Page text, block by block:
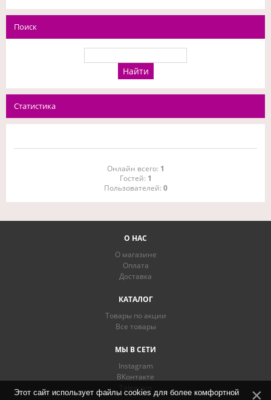
Поиск
Статистика
Онлайн всего: 1
Гостей: 1
Пользователей: 0
О НАС
О магазине
Оплата
Доставка
КАТАЛОГ
Товары по акции
Все товары
МЫ В СЕТИ
Instagram
ВКонтакте
Telegram
Этот сайт использует файлы cookies для более комфортной